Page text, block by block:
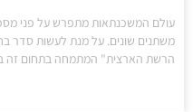
עולם המשכנתאות מתפרש על פני
משתנים שונים. על מנת לעשות סדר
הרשת הארצית" המתמחה בתחום זה